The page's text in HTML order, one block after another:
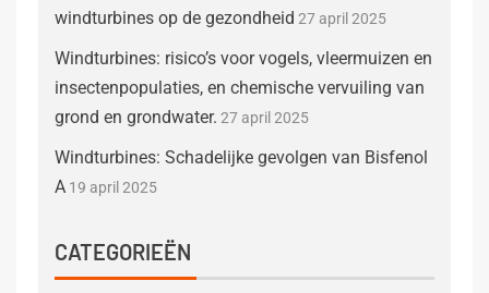
windturbines op de gezondheid 27 april 2025
Windturbines: risico’s voor vogels, vleermuizen en
insectenpopulaties, en chemische vervuiling van
grond en grondwater. 27 april 2025
Windturbines: Schadelijke gevolgen van Bisfenol
A 19 april 2025
CATEGORIEËN